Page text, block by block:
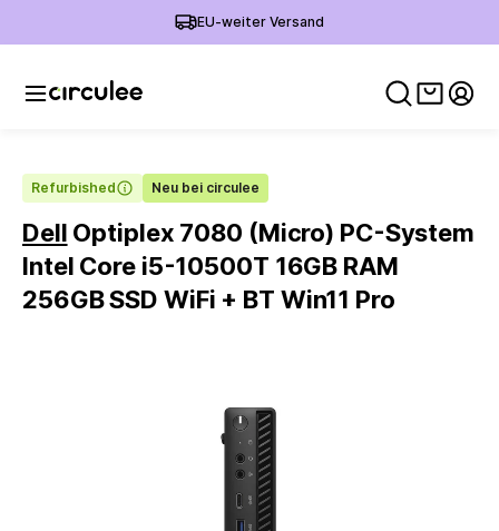
EU-weiter Versand
Refurbished Neu bei circulee
Dell Optiplex 7080 (Micro) PC-System
Intel Core i5-10500T 16GB RAM
256GB SSD WiFi + BT Win11 Pro